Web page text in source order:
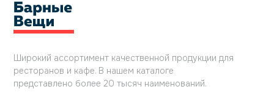
Широкий ассортимент качественной продукции для
ресторанов и кафе. В нашем каталоге
представлено более 20 тысяч наименований.